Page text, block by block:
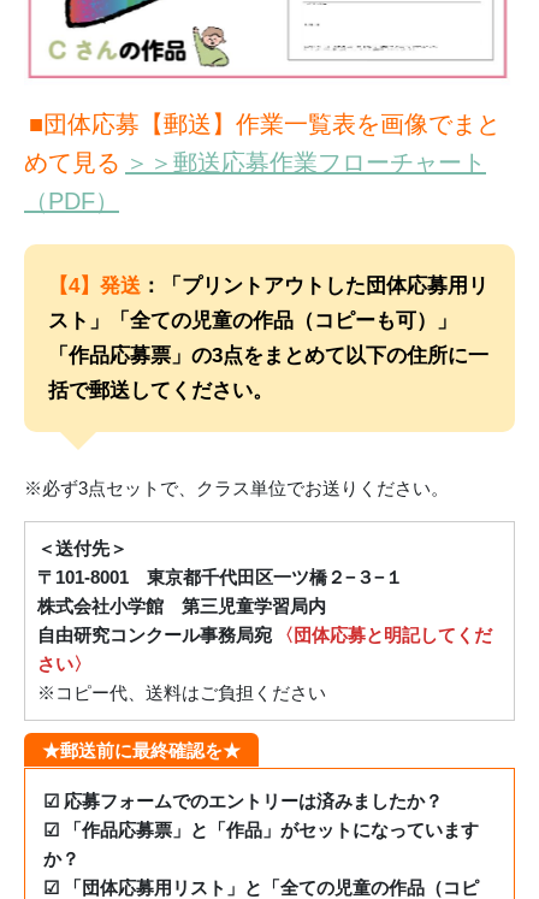
■団体応募【郵送】作業一覧表を画像でまと
めて見る ＞＞郵送応募作業フローチャート
（PDF）
【4】発送 ：「プリントアウトした団体応募用リ
スト」「全ての児童の作品（コピーも可）」
「作品応募票」の3点をまとめて以下の住所に一
括で郵送してください。
※必ず3点セットで、クラス単位でお送りください。
＜送付先＞
〒101-8001 東京都千代田区一ツ橋２−３−１
株式会社小学館 第三児童学習局内
自由研究コンクール事務局宛
〈団体応募と明記してくだ
さい〉
※コピー代、送料はご負担ください
★郵送前に最終確認を★
☑ 応募フォームでのエントリーは済みましたか？
☑ 「作品応募票」と「作品」がセットになっています
か？
☑ 「団体応募用リスト」と「全ての児童の作品（コピ